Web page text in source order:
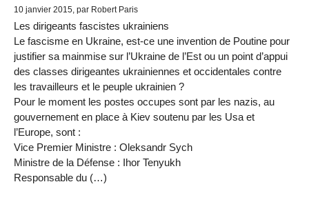
10 janvier 2015, par Robert Paris
Les dirigeants fascistes ukrainiens
Le fascisme en Ukraine, est-ce une invention de Poutine pour
justifier sa mainmise sur l’Ukraine de l’Est ou un point d’appui
des classes dirigeantes ukrainiennes et occidentales contre
les travailleurs et le peuple ukrainien ?
Pour le moment les postes occupes sont par les nazis, au
gouvernement en place à Kiev soutenu par les Usa et
l’Europe, sont :
Vice Premier Ministre : Oleksandr Sych
Ministre de la Défense : Ihor Tenyukh
Responsable du (…)